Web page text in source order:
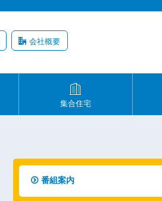
会社概要
集合住宅
番組案内